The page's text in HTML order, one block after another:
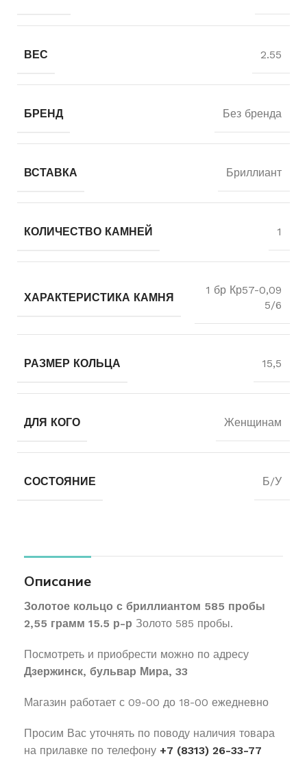
ВЕС 2.55
БРЕНД Без бренда
ВСТАВКА Бриллиант
КОЛИЧЕСТВО КАМНЕЙ 1
ХАРАКТЕРИСТИКА КАМНЯ
1 бр Кр57-0,09
5/6
РАЗМЕР КОЛЬЦА 15,5
ДЛЯ КОГО Женщинам
СОСТОЯНИЕ Б/У
Описание
Золотое кольцо с бриллиантом 585 пробы
2,55 грамм 15.5 р-р Золото 585 пробы.
Посмотреть и приобрести можно по адресу
Дзержинск, бульвар Мира, 33
Магазин работает с 09-00 до 18-00 ежедневно
Просим Вас уточнять по поводу наличия товара
на прилавке по телефону +7 (8313) 26-33-77